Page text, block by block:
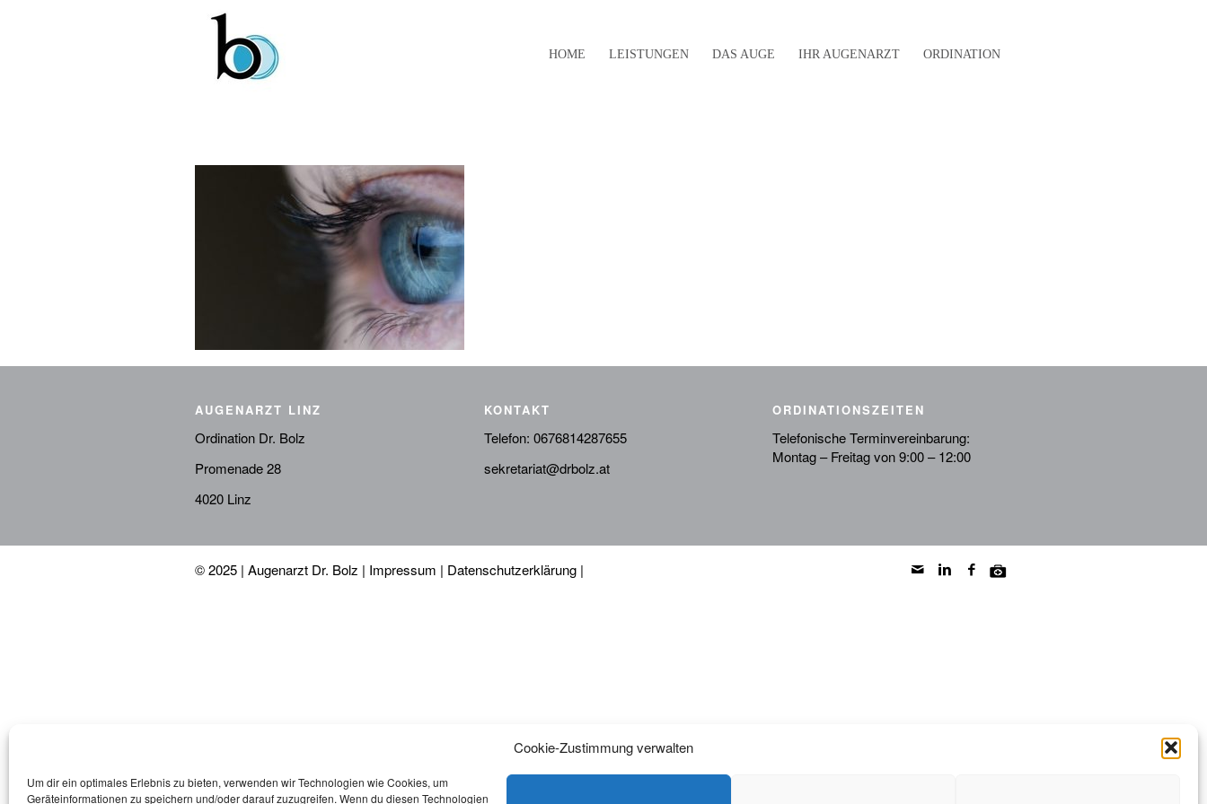
Cookie-Zustimmung verwalten
Um dir ein optimales Erlebnis zu bieten, verwenden wir Technologien wie Cookies, um
Geräteinformationen zu speichern und/oder darauf zuzugreifen. Wenn du diesen Technologien
HOME LEISTUNGEN DAS AUGE IHR AUGENARZT ORDINATION
AUGENARZT LINZ
Ordination Dr. Bolz
Promenade 28
4020 Linz
KONTAKT
Telefon: 0676814287655
sekretariat@drbolz.at
ORDINATIONSZEITEN
Telefonische Terminvereinbarung:
Montag – Freitag von 9:00 – 12:00
© 2025 | Augenarzt Dr. Bolz | Impressum | Datenschutzerklärung |